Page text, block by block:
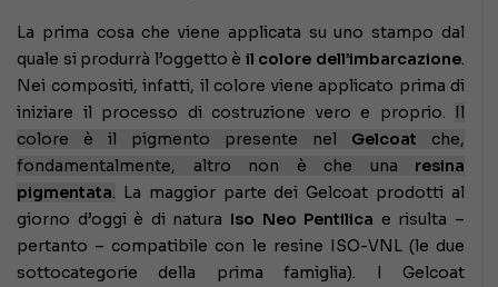
La prima cosa che viene applicata su uno stampo dal
quale si produrrà l’oggetto è il colore dell’imbarcazione.
Nei compositi, infatti, il colore viene applicato prima di
iniziare il processo di costruzione vero e proprio. Il
colore è il pigmento presente nel Gelcoat che,
fondamentalmente, altro non è che una resina
pigmentata. La maggior parte dei Gelcoat prodotti al
giorno d’oggi è di natura Iso Neo Pentilica e risulta –
pertanto – compatibile con le resine ISO-VNL (le due
sottocategorie della prima famiglia). I Gelcoat